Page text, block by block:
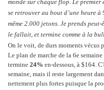
monde sur chaque flop. Le premier
se retrouver au bout d’une heure à
même 2.000 jetons. Je prends
le fallait, et termine comme à la
On le voit, de durs moments vécus
Le plan de marche de la 6e
termine 24% en-dessous, à $164.
semaine, mais il reste largement
nettement plus fortes puisque la